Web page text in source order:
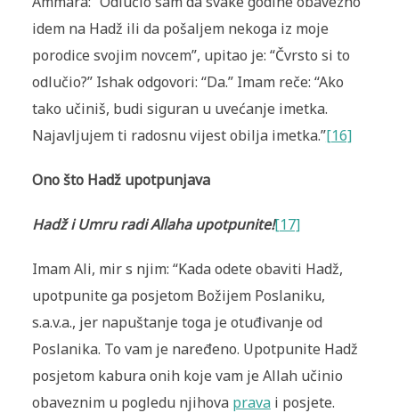
idem na Hadž ili da pošaljem nekoga iz moje
porodice svojim novcem”, upitao je: “Čvrsto si to
odlučio?” Ishak odgovori: “Da.” Imam reče: “Ako
tako učiniš, budi siguran u uvećanje imetka.
Najavljujem ti radosnu vijest obilja imetka.”[16]
Ono što Hadž upotpunjava
Hadž i Umru radi Allaha upotpunite![17]
Imam Ali, mir s njim: “Kada odete obaviti Hadž,
upotpunite ga posjetom Božijem Poslaniku,
s.a.v.a., jer napuštanje toga je otuđivanje od
Poslanika. To vam je naređeno. Upotpunite Hadž
posjetom kabura onih koje vam je Allah učinio
obaveznim u pogledu njihova pravai posjete.